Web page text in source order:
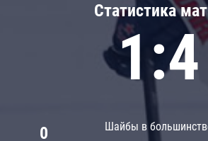
Статистика
1:4
Шайбы в
0